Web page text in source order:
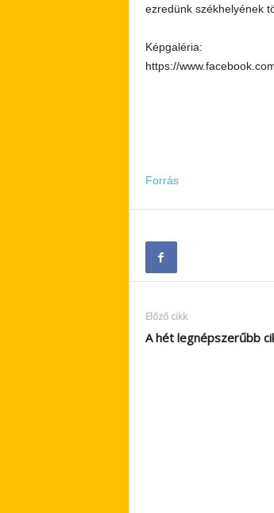
ezredünk székhelyének
Képgaléria:
https://
Forrás
Előző cikk
A hét legnépszerűbb